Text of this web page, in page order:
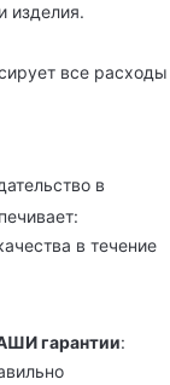
изделия.
все расходы
в
в течение
гарантии: